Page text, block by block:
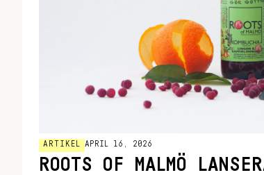
ARTIKEL APRIL 16, 2026
ROOTS OF MALMÖ